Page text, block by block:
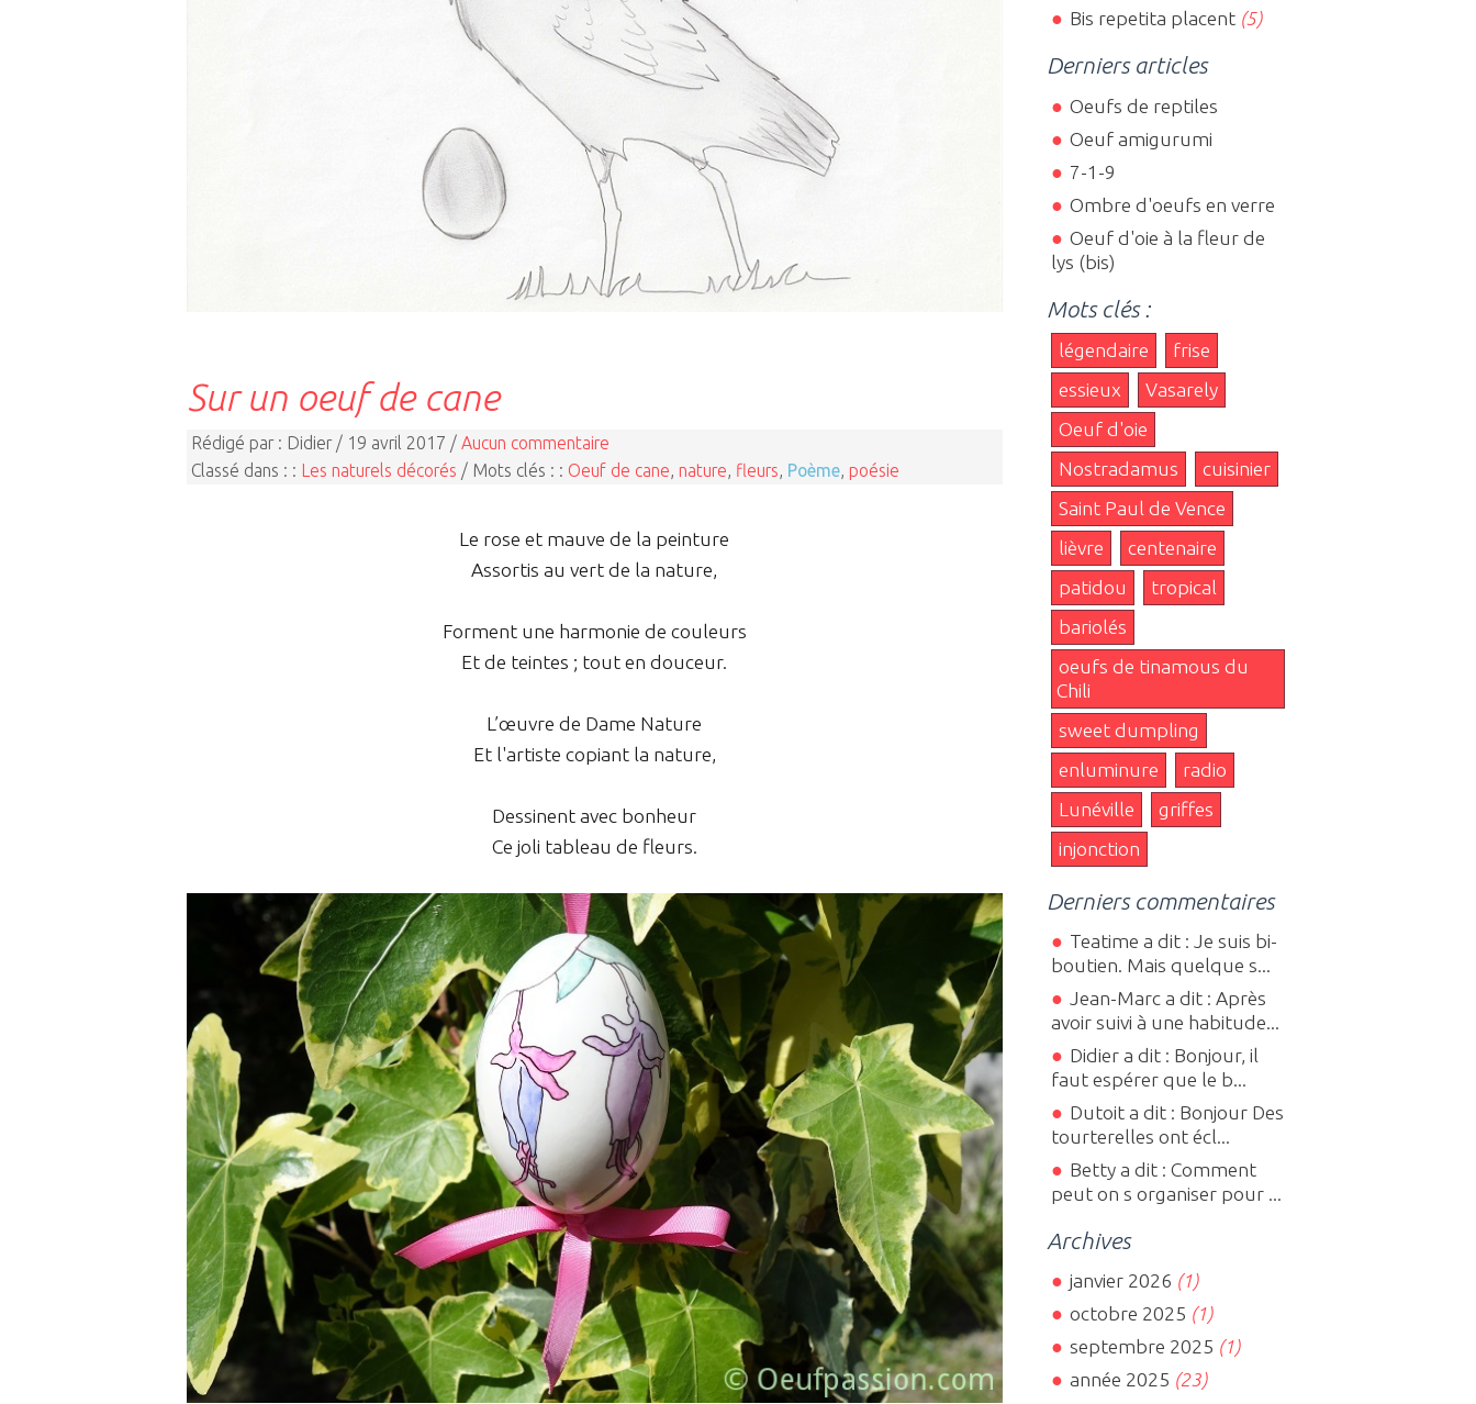
Sur un oeuf de cane
Rédigé par : Didier / 19 avril 2017 / Aucun commentaire
Classé dans : : Les naturels décorés / Mots clés : : Oeuf de cane, nature, fleurs, Poème, poésie
Le rose et mauve de la peinture
Assortis au vert de la nature,
Forment une harmonie de couleurs
Et de teintes ; tout en douceur.
L’œuvre de Dame Nature
Et l'artiste copiant la nature,
Dessinent avec bonheur
Ce joli tableau de fleurs.
Bis repetita placent(5)
Derniers articles
Oeufs de reptiles
Oeuf amigurumi
7-1-9
Ombre d'oeufs en verre
Oeuf d'oie à la fleur de
lys (bis)
Mots clés :
légendaire
frise
essieux
Vasarely
Oeuf d'oie
Nostradamus
cuisinier
Saint Paul de Vence
lièvre
centenaire
patidou
tropical
bariolés
oeufs de tinamous du
Chili
sweet dumpling
enluminure
radio
Lunéville
griffes
injonction
Derniers commentaires
Teatime a dit : Je suis bi-
boutien. Mais quelque s...
Jean-Marc a dit : Après
avoir suivi à une habitude...
Didier a dit : Bonjour, il
faut espérer que le b...
Dutoit a dit : Bonjour Des
tourterelles ont écl...
Betty a dit : Comment
peut on s organiser pour ...
Archives
janvier 2026 (1)
octobre 2025 (1)
septembre 2025 (1)
année 2025 (23)